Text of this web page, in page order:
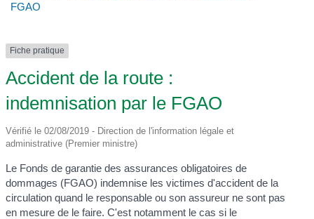
FGAO
Fiche pratique
Accident de la route :
indemnisation par le FGAO
Vérifié le 02/08/2019 - Direction de l'information légale et
administrative (Premier ministre)
Le Fonds de garantie des assurances obligatoires de
dommages (FGAO) indemnise les victimes d'accident de la
circulation quand le responsable ou son assureur ne sont pas
en mesure de le faire. C'est notamment le cas si le